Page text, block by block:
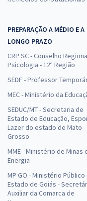
PREPARAÇÃO A MÉDIO E A
LONGO PRAZO
CRP SC - Conselho
Psicologia - 12ª Região
SEDF - Professor
MEC - Ministério da
SEDUC/MT - Secretaria de
Estado de Educação,
Lazer do estado de Mato
Grosso
MME - Ministério de Minas
Energia
MP GO - Ministério Público
Estado de Goiás -
Auxiliar da Comarca de